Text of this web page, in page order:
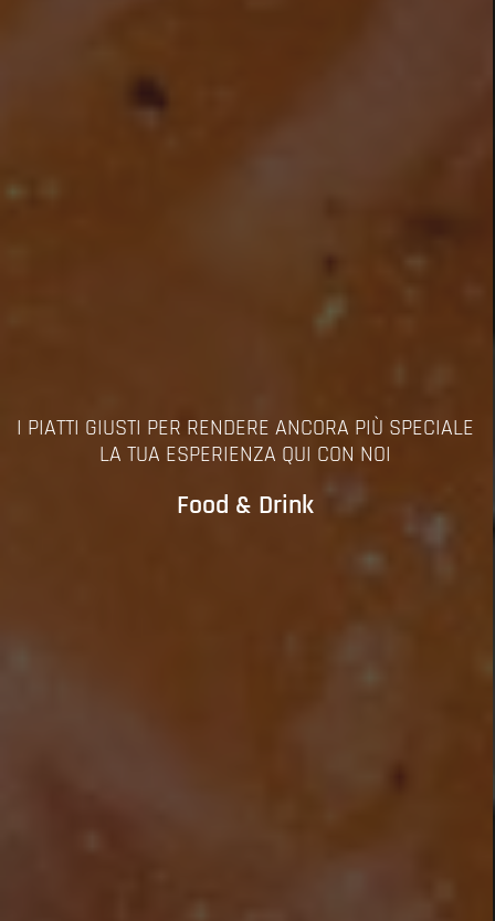
YOUR HOME, OUR HOME
We are B-Locale